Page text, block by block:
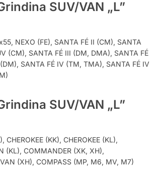
SUV/VAN „L”
NEXO (FE), SANTA FÉ II (CM), SANTA
(CM), SANTA FÉ III (DM, DMA), SANTA FÉ
SANTA FÉ IV (TM, TMA), SANTA FÉ IV
SUV/VAN „L”
CHEROKEE (KK), CHEROKEE (KL),
(KL), COMMANDER (XK, XH),
(XH), COMPASS (MP, M6, MV, M7)